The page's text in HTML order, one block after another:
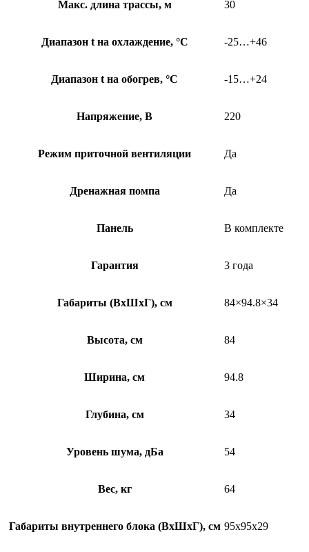
Макс. длина трассы, м 30
Диапазон t на охлаждение, °С -25…+46
Диапазон t на обогрев, °С -15…+24
Напряжение, В 220
Режим приточной вентиляции Да
Дренажная помпа Да
Панель В комплекте
Гарантия 3 года
Габариты (ВхШхГ), см 84×94.8×34
Высота, см 84
Ширина, см 94.8
Глубина, см 34
Уровень шума, дБа 54
Вес, кг 64
Габариты внутреннего блока (ВхШхГ), см 95х95х29